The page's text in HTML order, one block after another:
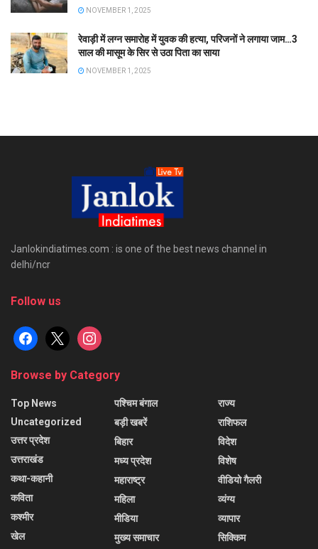
NOVEMBER 1, 2025
रेवाड़ी में लग्न समारोह में युवक की हत्या, परिजनों ने लगाया जाम…3
साल की मासूम के सिर से उठा पिता का साया
NOVEMBER 1, 2025
Janlokindiatimes.com : is one of the best news channel in
delhi/ncr
Follow us
facebook
x instagram
Browse by Category
Top News
Uncategorized
उत्तर प्रदेश
उत्तराखंड
कथा-कहानी
कविता
कश्मीर
खेल
पश्चिम बंगाल
बड़ी खबरें
बिहार
मध्य प्रदेश
महाराष्ट्र
महिला
मीडिया
मुख्य समाचार
राज्य
राशिफल
विदेश
विशेष
वीडियो गैलरी
व्यंग्य
व्यापार
सिक्किम